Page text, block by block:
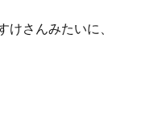
けさんみたいに、